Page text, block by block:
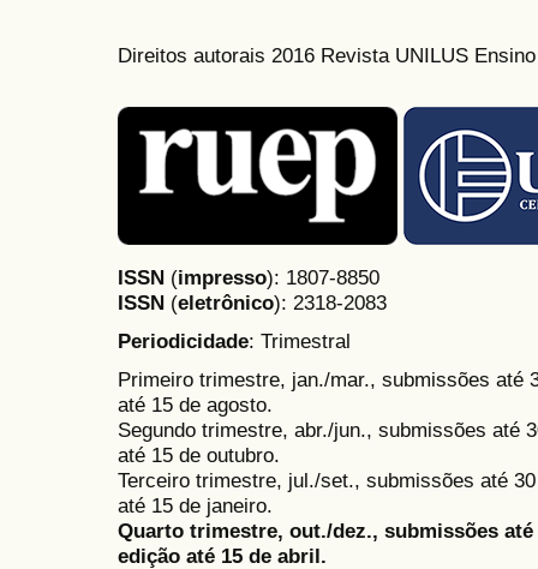
Direitos autorais 2016 Revista UNILUS
ISSN (impresso): 1807-8850
ISSN (eletrônico): 2318-2083
Periodicidade: Trimestral
Primeiro trimestre, jan./mar., submissões até
até 15 de agosto.
Segundo trimestre, abr./jun., submissões até
até 15 de outubro.
Terceiro trimestre, jul./set., submissões até
até 15 de janeiro.
Quarto trimestre, out./dez., submissões
edição até 15 de abril.